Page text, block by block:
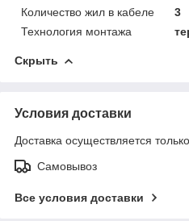
Количество жил в кабеле
3
Технология монтажа
Скрыть
Условия доставки
Доставка осуществляется
Самовывоз
Все условия доставки